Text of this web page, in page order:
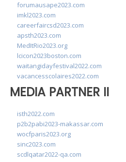
forumausape2023.com
imkl2023.com
careerfaircsd2023.com
apsth2023.com
MedItRio2023.org
lcicon2023boston.com
waitangidayfestival2022.com
vacancesscolaires2022.com
MEDIA PARTNER II
isth2022.com
p2b2pabi2023-makassar.com
wocfparis2023.org
sinc2023.com
scdlqatar2022-qa.com